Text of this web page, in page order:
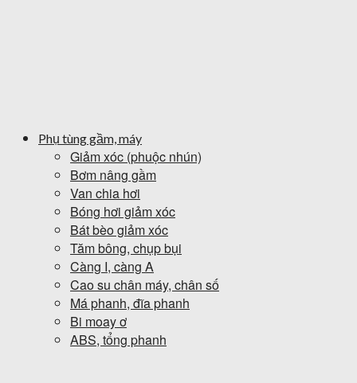
Phụ tùng gầm, máy
Giảm xóc (phuộc nhún)
Bơm nâng gầm
Van chia hơi
Bóng hơi giảm xóc
Bát bèo giảm xóc
Tăm bông, chụp bụi
Càng I, càng A
Cao su chân máy, chân số
Má phanh, đĩa phanh
Bi moay ơ
ABS, tổng phanh